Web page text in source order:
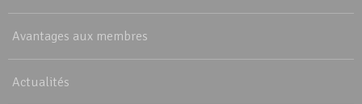
Avantages aux membres
Actualités